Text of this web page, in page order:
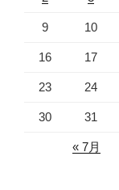
9 10
16 17
23 24
30 31
« 7月